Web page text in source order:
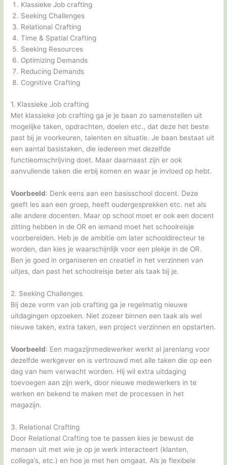
Klassieke Job crafting
Seeking Challenges
Relational Crafting
Time & Spatial Crafting
Seeking Resources
Optimizing Demands
Reducing Demands
Cognitive Crafting
1. Klassieke Job crafting
Met klassieke job crafting ga je je baan zo samenstellen uit
mogelijke taken, opdrachten, doelen etc., dat deze het beste
past bij je voorkeuren, talenten en situatie. Je baan bestaat uit
een aantal basistaken, die iedereen met dezelfde
functieomschrijving doet. Maar daarnaast zijn er ook
aanvullende taken die erbij komen en waar je invloed op hebt.
Voorbeeld: Denk eens aan een basisschool docent. Deze
geeft les aan een groep, heeft oudergesprekken etc. net als
alle andere docenten. Maar op school moet er ook een docent
zitting hebben in de OR en iemand moet het schoolreisje
voorbereiden. Heb je de ambitie om later schooldirecteur te
worden, dan kies je waarschijnlijk voor een plekje in de OR.
Ben je goed in organiseren en creatief in het verzinnen van
uitjes, dan past het schoolreisje beter als taak bij je.
2. Seeking Challenges
Bij deze vorm van job crafting ga je regelmatig nieuwe
uitdagingen opzoeken. Niet zozeer binnen een taak als wel
nieuwe taken, extra taken, een project verzinnen en opstarten.
Voorbeeld: Een magazijnmedewerker werkt al jarenlang voor
dezelfde werkgever en is vertrouwd met alle taken die op een
dag van hem verwacht worden. Hij wil extra uitdaging
toevoegen aan zijn werk, door nieuwe medewerkers in te
werken en bekend te maken met de processen in het
magazijn.
3. Relational Crafting
Door Relational Crafting toe te passen kies je bewust de
mensen uit met wie je op je werk interacteert (klanten,
collega’s, etc.) en hoe je met hen omgaat. Als je flexibele